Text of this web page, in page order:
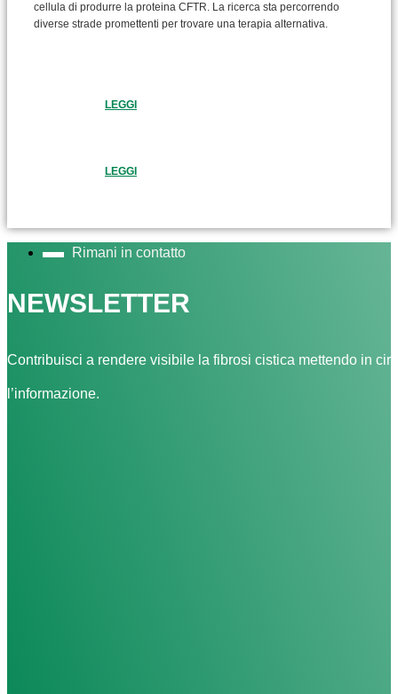
cellula di produrre la proteina CFTR. La ricerca sta percorrendo
diverse strade promettenti per trovare una terapia alternativa.
LEGGI
LEGGI
Rimani in contatto
NEWSLETTER
Contribuisci a rendere visibile la fibrosi cistica mettendo in
l’informazione.